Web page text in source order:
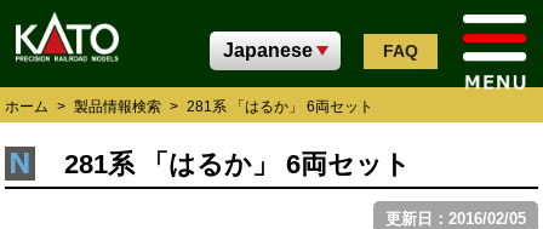
FAQ
ホーム > 製品情報検索 > 281系 「はるか」 6両セット
281系 「はるか」 6両セット
更新日：2016/02/05